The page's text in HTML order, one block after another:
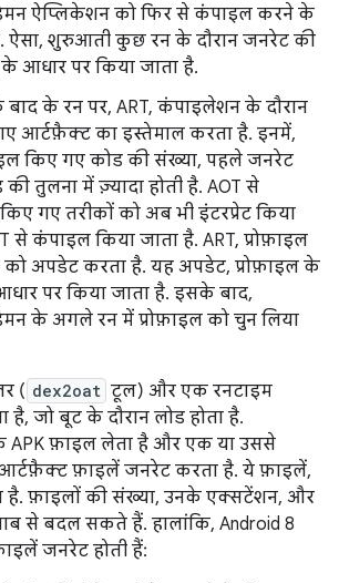
ऐप्लिकेशन को फिर से कंपाइल करने के
ऐसा, शुरुआती कुछ रन के दौरान जनरेट की
आधार पर किया जाता है.
के रन पर, ART, कंपाइलेशन के दौरान
आर्टफ़ैक्ट का इस्तेमाल करता है. इनमें,
किए गए कोड की संख्या, पहले जनरेट
तुलना में ज़्यादा होती है. AOT से
गए तरीकों को अब भी इंटरप्रेट किया
से कंपाइल किया जाता है. ART, प्रोफ़ाइल
अपडेट करता है. यह अपडेट, प्रोफ़ाइल के
पर किया जाता है. इसके बाद,
के अगले रन में प्रोफ़ाइल को चुन लिया
( dex2oat टूल) और एक रनटाइम
है, जो बूट के दौरान लोड होता है.
APK फ़ाइल लेता है और एक या उससे
फ़ाइलें जनरेट करता है. ये फ़ाइलें,
है. फ़ाइलों की संख्या, उनके एक्सटेंशन, और
से बदल सकते हैं. हालांकि, Android 8
जनरेट होती हैं: